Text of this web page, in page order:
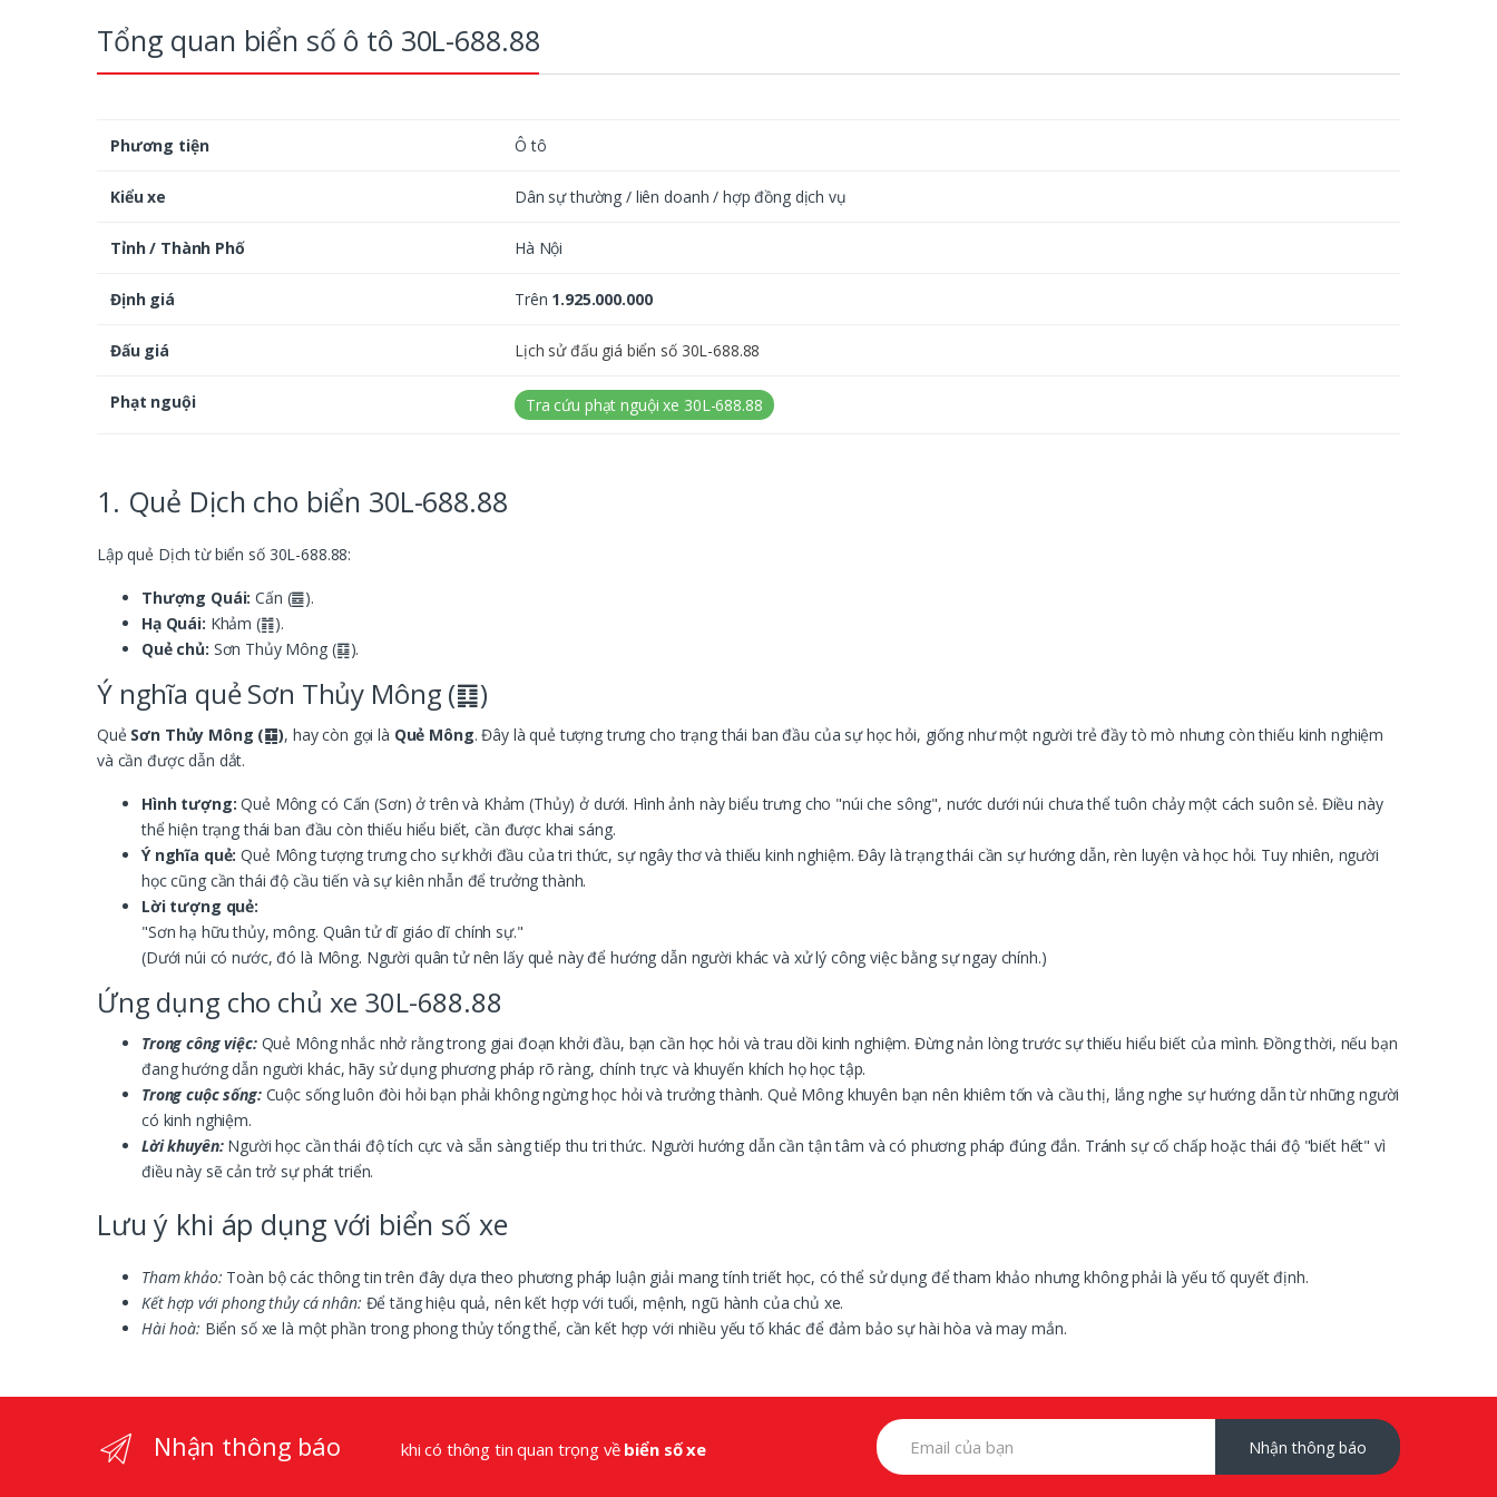
Tổng quan biển số ô tô 30L-688.88
Phương tiện Ô tô
Kiểu xe Dân sự thường / liên doanh / hợp đồng dịch vụ
Tỉnh / Thành Phố Hà Nội
Định giá Trên 1.925.000.000
Đấu giá Lịch sử đấu giá biển số 30L-688.88
Phạt nguội Tra cứu phạt nguội xe 30L-688.88
1. Quẻ Dịch cho biển 30L-688.88
Lập quẻ Dịch từ biển số 30L-688.88:
Thượng Quái: Cấn (䷉).
Hạ Quái: Khảm (䷇).
Quẻ chủ: Sơn Thủy Mông (䷃).
Ý nghĩa quẻ Sơn Thủy Mông (䷃)
Quẻ Sơn Thủy Mông (䷃), hay còn gọi là Quẻ Mông. Đây là quẻ tượng trưng cho trạng thái ban đầu của sự học hỏi, giống như một người trẻ đầy tò mò nhưng còn thiếu kinh nghiệm
và cần được dẫn dắt.
Hình tượng: Quẻ Mông có Cấn (Sơn) ở trên và Khảm (Thủy) ở dưới. Hình ảnh này biểu trưng cho "núi che sông", nước dưới núi chưa thể tuôn chảy một cách suôn sẻ. Điều này
thể hiện trạng thái ban đầu còn thiếu hiểu biết, cần được khai sáng.
Ý nghĩa quẻ: Quẻ Mông tượng trưng cho sự khởi đầu của tri thức, sự ngây thơ và thiếu kinh nghiệm. Đây là trạng thái cần sự hướng dẫn, rèn luyện và học hỏi. Tuy nhiên, người
học cũng cần thái độ cầu tiến và sự kiên nhẫn để trưởng thành.
Lời tượng quẻ:
"Sơn hạ hữu thủy, mông. Quân tử dĩ giáo dĩ chính sự."
(Dưới núi có nước, đó là Mông. Người quân tử nên lấy quẻ này để hướng dẫn người khác và xử lý công việc bằng sự ngay chính.)
Ứng dụng cho chủ xe 30L-688.88
Trong công việc:Quẻ Mông nhắc nhở rằng trong giai đoạn khởi đầu, bạn cần học hỏi và trau dồi kinh nghiệm. Đừng nản lòng trước sự thiếu hiểu biết của mình. Đồng thời, nếu bạn
đang hướng dẫn người khác, hãy sử dụng phương pháp rõ ràng, chính trực và khuyến khích họ học tập.
Trong cuộc sống:Cuộc sống luôn đòi hỏi bạn phải không ngừng học hỏi và trưởng thành. Quẻ Mông khuyên bạn nên khiêm tốn và cầu thị, lắng nghe sự hướng dẫn từ những người
có kinh nghiệm.
Lời khuyên:Người học cần thái độ tích cực và sẵn sàng tiếp thu tri thức. Người hướng dẫn cần tận tâm và có phương pháp đúng đắn. Tránh sự cố chấp hoặc thái độ "biết hết" vì
điều này sẽ cản trở sự phát triển.
Lưu ý khi áp dụng với biển số xe
Tham khảo: Toàn bộ các thông tin trên đây dựa theo phương pháp luận giải mang tính triết học, có thể sử dụng để tham khảo nhưng không phải là yếu tố quyết định.
Kết hợp với phong thủy cá nhân: Để tăng hiệu quả, nên kết hợp với tuổi, mệnh, ngũ hành của chủ xe.
Hài hoà: Biển số xe là một phần trong phong thủy tổng thể, cần kết hợp với nhiều yếu tố khác để đảm bảo sự hài hòa và may mắn.
Nhận thông báo khi có thông tin quan trọng về biển số xe Nhận thông báo